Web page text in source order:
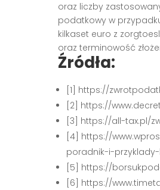
oraz liczby
podatkowy w
kilkaset euro z
oraz terminowość
Źródła:
[1] https://
[2] https://
[3] https://all-tax.pl/
[4] https://
poradnik-i-
[5] https://
[6] https://